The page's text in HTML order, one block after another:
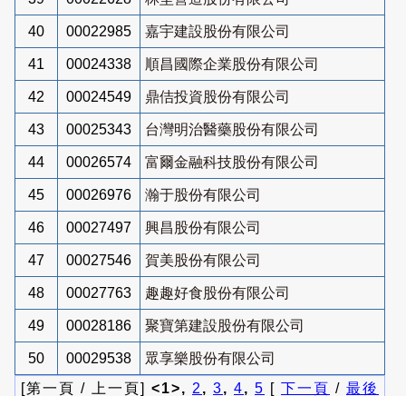
40 00022985 嘉宇建設股份有限公司
41 00024338 順昌國際企業股份有限公司
42 00024549 鼎佶投資股份有限公司
43 00025343 台灣明治醫藥股份有限公司
44 00026574 富爾金融科技股份有限公司
45 00026976 瀚于股份有限公司
46 00027497 興昌股份有限公司
47 00027546 賀美股份有限公司
48 00027763 趣趣好食股份有限公司
49 00028186 聚寶第建設股份有限公司
50 00029538
眾享樂股份有限公司
[第一頁 / 上一頁] <1>, 2 , 3, 4, 5 [ 下一頁 / 最後